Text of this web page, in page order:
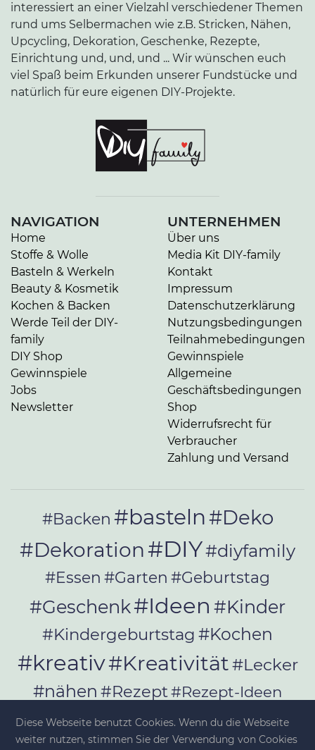
interessiert an einer Vielzahl verschiedener Themen
rund ums Selbermachen wie z.B. Stricken, Nähen,
Upcycling, Dekoration, Geschenke, Rezepte,
Einrichtung und, und, und ... Wir wünschen euch
viel Spaß beim Erkunden unserer Fundstücke und
natürlich für eure eigenen DIY-Projekte.
NAVIGATION
Home
Stoffe & Wolle
Basteln & Werkeln
Beauty & Kosmetik
Kochen & Backen
Werde Teil der DIY-
family
DIY Shop
Gewinnspiele
Jobs
Newsletter
UNTERNEHMEN
Über uns
Media Kit DIY-family
Kontakt
Impressum
Datenschutzerklärung
Nutzungsbedingungen
Teilnahmebedingungen
Gewinnspiele
Allgemeine
Geschäftsbedingungen
Shop
Widerrufsrecht für
Verbraucher
Zahlung und Versand
#Backen #basteln#Deko
#Dekoration #DIY#diyfamily
#Essen #Garten #Geburtstag
#Geschenk#Ideen #Kinder
#Kindergeburtstag #Kochen
#kreativ#Kreativität#Lecker
#nähen #Rezept#Rezept-Ideen
#Rezepte#selber_bauen
#selber_machen
Diese Webseite benutzt Cookies. Wenn du die Webseite
weiter nutzen, stimmen Sie der Verwendung von Cookies